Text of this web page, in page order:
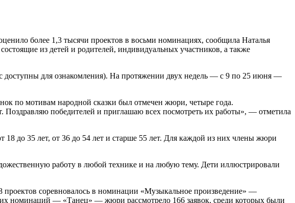
более 1,3 тысячи проектов в восьми номинациях, сообщила Наталья
из детей и родителей, индивидуальных участников, а также
доступны для ознакомления). На протяжении двух недель — с 9 по 25 июня —
по мотивам народной сказки был отмечен жюри, четыре года.
победителей и приглашаю всех посмотреть их работы», — отметила
18 до 35 лет, от 36 до 54 лет и старше 55 лет. Для каждой из них члены жюри
работу в любой технике и на любую тему. Дети иллюстрировали
соревновалось в номинации «Музыкальное произведение» —
номинаций — «Танец» — жюри рассмотрело 166 заявок, среди которых были